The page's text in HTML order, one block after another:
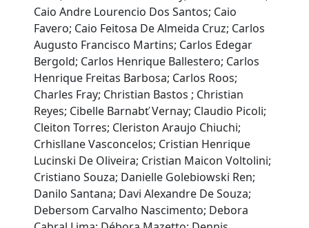
Caio Andre Lourencio Dos Santos; Caio
Favero; Caio Feitosa De Almeida Cruz; Carlos
Augusto Francisco Martins; Carlos Edegar
Bergold; Carlos Henrique Ballestero; Carlos
Henrique Freitas Barbosa; Carlos Roos;
Charles Fray; Christian Bastos ; Christian
Reyes; Cibelle Barnabť Vernay; Claudio Picoli;
Cleiton Torres; Cleriston Araujo Chiuchi;
Crhisllane Vasconcelos; Cristian Henrique
Lucinski De Oliveira; Cristian Maicon Voltolini;
Cristiano Souza; Danielle Golebiowski Ren;
Danilo Santana; Davi Alexandre De Souza;
Debersom Carvalho Nascimento; Debora